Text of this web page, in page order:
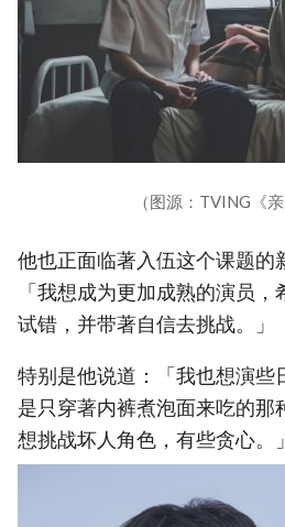
（图源：TVING《亲
他也正面临著入伍这个课题的
「我想成为更加成熟的演员
试错，并带著自信去挑战。」
特别是他说道：「我也想演些
是只穿著内裤煮泡面来吃的那
想挑战坏人角色，有些贪心。」